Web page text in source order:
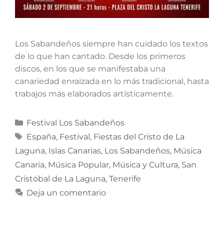
Los Sabandeños siempre han cuidado los textos
de lo que han cantado. Desde los primeros
discos, en los que se manifestaba una
canariedad enraizada en lo más tradicional, hasta
trabajos más elaborados artísticamente.
Festival Los Sabandeños
España, Festival, Fiestas del Cristo de La
Laguna, Islas Canarias, Los Sabandeños, Música
Canaria, Música Popular, Música y Cultura, San
Cristóbal de La Laguna, Tenerife
Deja un comentario